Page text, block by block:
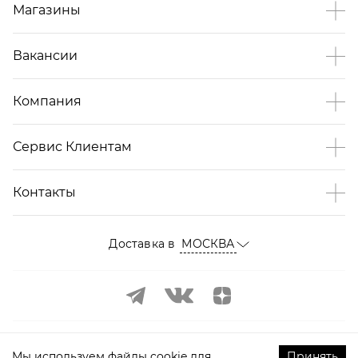
Магазины
Вакансии
Компания
Сервис Клиентам
Контакты
Доставка в МОСКВА